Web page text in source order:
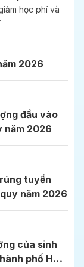
học phí và
2026
năm 2026
tuyển
năm 2026
của sinh
phố Hồ